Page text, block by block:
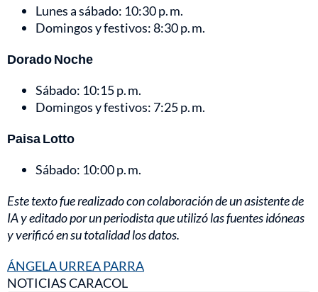
Lunes a sábado: 10:30 p. m.
Domingos y festivos: 8:30 p. m.
Dorado Noche
Sábado: 10:15 p. m.
Domingos y festivos: 7:25 p. m.
Paisa Lotto
Sábado: 10:00 p. m.
Este texto fue realizado con colaboración de un asistente de
IA y editado por un periodista que utilizó las fuentes idóneas
y verificó en su totalidad los datos.
ÁNGELA URREA PARRA
NOTICIAS CARACOL